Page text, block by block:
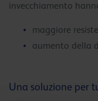
invecchiamento
maggiore
aumento della
Una soluzione per